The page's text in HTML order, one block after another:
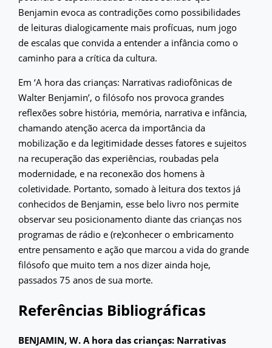
Benjamin evoca as contradições como possibilidades
de leituras dialogicamente mais profícuas, num jogo
de escalas que convida a entender a infância como o
caminho para a crítica da cultura.
Em ‘A hora das crianças: Narrativas radiofônicas de
Walter Benjamin’, o filósofo nos provoca grandes
reflexões sobre história, memória, narrativa e infância,
chamando atenção acerca da importância da
mobilização e da legitimidade desses fatores e sujeitos
na recuperação das experiências, roubadas pela
modernidade, e na reconexão dos homens à
coletividade. Portanto, somado à leitura dos textos já
conhecidos de Benjamin, esse belo livro nos permite
observar seu posicionamento diante das crianças nos
programas de rádio e (re)conhecer o embricamento
entre pensamento e ação que marcou a vida do grande
filósofo que muito tem a nos dizer ainda hoje,
passados 75 anos de sua morte.
Referências Bibliográficas
BENJAMIN, W. A hora das crianças: Narrativas